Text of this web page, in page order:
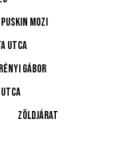
Puskin mozi
utca
Gábor
Zöldjárat